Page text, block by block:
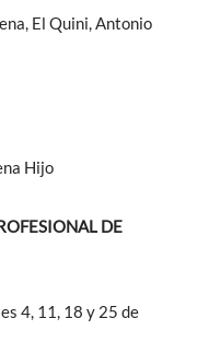
El Quini, Antonio
Hijo
DE
4, 11, 18 y 25 de